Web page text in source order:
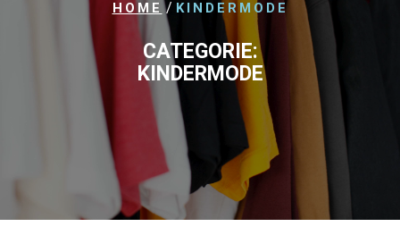
HOME / KINDERMODE
CATEGORIE:
KINDERMODE